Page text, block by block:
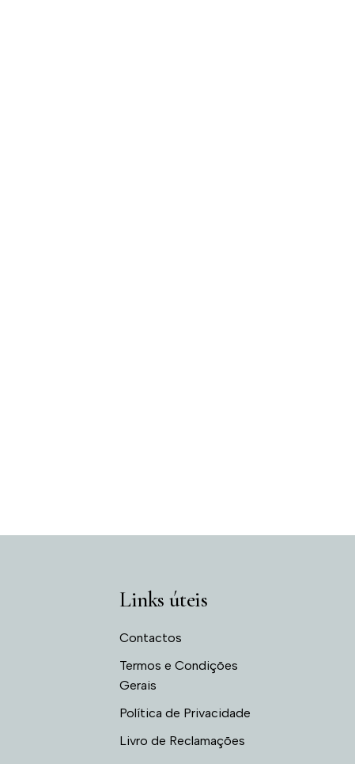
Links úteis
Contactos
Termos e Condições
Gerais
Política de Privacidade
Livro de Reclamações